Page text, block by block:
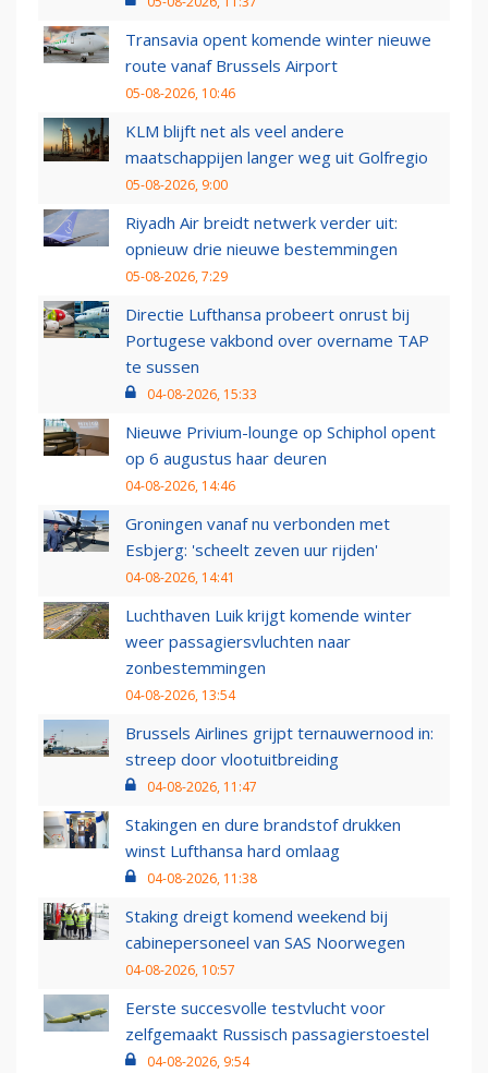
Transavia opent komende winter nieuwe
route vanaf Brussels Airport
05-08-2026, 10:46
KLM blijft net als veel andere
maatschappijen langer weg uit Golfregio
05-08-2026, 9:00
Riyadh Air breidt netwerk verder uit:
opnieuw drie nieuwe bestemmingen
05-08-2026, 7:29
Directie Lufthansa probeert onrust bij
Portugese vakbond over overname TAP
te sussen
04-08-2026, 15:33
Nieuwe Privium-lounge op Schiphol opent
op 6 augustus haar deuren
04-08-2026, 14:46
Groningen vanaf nu verbonden met
Esbjerg: 'scheelt zeven uur rijden'
04-08-2026, 14:41
Luchthaven Luik krijgt komende winter
weer passagiersvluchten naar
zonbestemmingen
04-08-2026, 13:54
Brussels Airlines grijpt ternauwernood in:
streep door vlootuitbreiding
04-08-2026, 11:47
Stakingen en dure brandstof drukken
winst Lufthansa hard omlaag
04-08-2026, 11:38
Staking dreigt komend weekend bij
cabinepersoneel van SAS Noorwegen
04-08-2026, 10:57
Eerste succesvolle testvlucht voor
zelfgemaakt Russisch passagierstoestel
04-08-2026, 9:54